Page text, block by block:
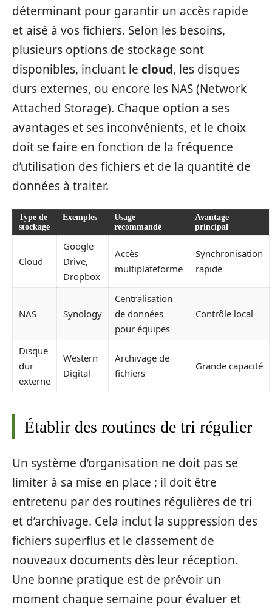
déterminant pour garantir un accès rapide
et aisé à vos fichiers. Selon les besoins,
plusieurs options de stockage sont
disponibles, incluant le cloud, les disques
durs externes, ou encore les NAS (Network
Attached Storage). Chaque option a ses
avantages et ses inconvénients, et le choix
doit se faire en fonction de la fréquence
d’utilisation des fichiers et de la quantité de
données à traiter.
Type de
stockage
Exemples
Usage
recommandé
Avantage
principal
Cloud
Google
Drive,
Dropbox
Accès
multiplateforme
Synchronisation
rapide
NAS Synology
Centralisation
de données
pour équipes
Contrôle local
Disque
dur
externe
Western
Digital
Archivage de
fichiers
Grande capacité
Établir des routines de tri régulier
Un système d’organisation ne doit pas se
limiter à sa mise en place ; il doit être
entretenu par des routines régulières de tri
et d’archivage. Cela inclut la suppression des
fichiers superflus et le classement de
nouveaux documents dès leur réception.
Une bonne pratique est de prévoir un
moment chaque semaine pour évaluer et